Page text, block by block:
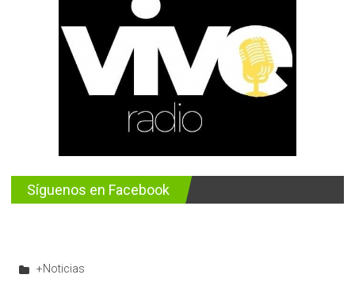
Síguenos en Facebook
+Noticias